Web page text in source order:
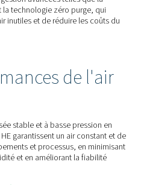
Comprimé
Sécheurs Par Adsorption
de réaliser
de gestion avancées telles